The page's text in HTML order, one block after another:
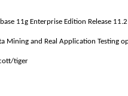
11g Enterprise Edition Release
Mining and Real Application Testing
tiger